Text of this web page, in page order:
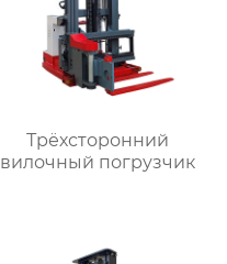
Трёхсторонний
вилочный погрузчик